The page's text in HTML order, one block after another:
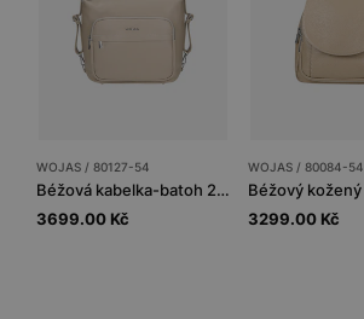
WOJAS / 80127-54
Béžová kabelka-batoh 2v1 z lícové kůže
3699.00 Kč
WOJAS / 80084-54
3299.00 Kč